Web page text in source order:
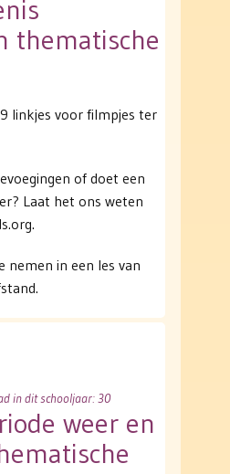
thematische
linkjes voor filmpjes ter
of doet een
Laat het ons weten
nemen in een les van
in dit schooljaar: 30
weer en